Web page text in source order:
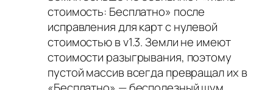
стоимость: Бесплатно» после
исправления для карт с нулевой
стоимостью в v1.3. Земли не имеют
стоимости разыгрывания, поэтому
пустой массив всегда превращал их в